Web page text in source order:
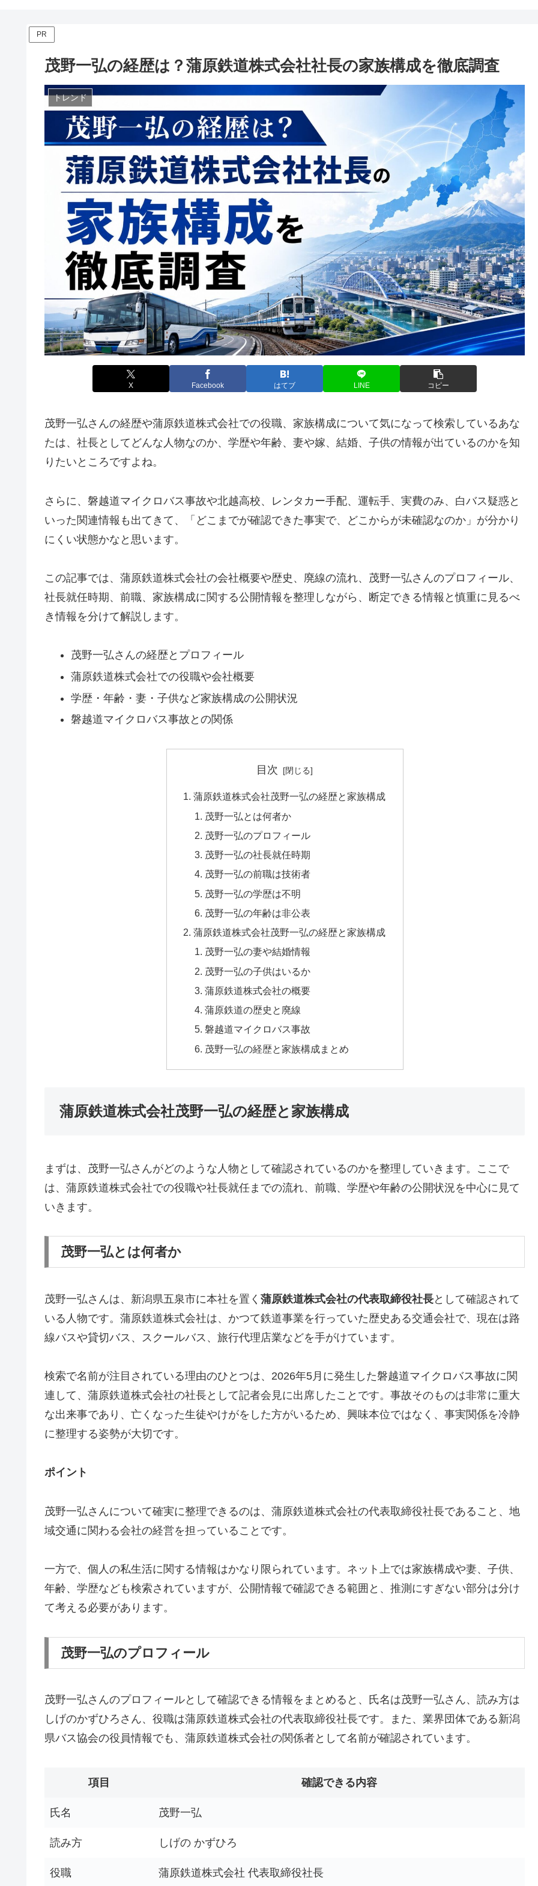
PR
茂野一弘の経歴は？蒲原鉄道株式会社社長の家族構成を徹底調査
トレンド
X Facebook はてブ LINE コピー
茂野一弘さんの経歴や蒲原鉄道株式会社での役職、家族構成について気になって検索しているあな
たは、社長としてどんな人物なのか、学歴や年齢、妻や嫁、結婚、子供の情報が出ているのかを知
りたいところですよね。
さらに、磐越道マイクロバス事故や北越高校、レンタカー手配、運転手、実費のみ、白バス疑惑と
いった関連情報も出てきて、「どこまでが確認できた事実で、どこからが未確認なのか」が分かり
にくい状態かなと思います。
この記事では、蒲原鉄道株式会社の会社概要や歴史、廃線の流れ、茂野一弘さんのプロフィール、
社長就任時期、前職、家族構成に関する公開情報を整理しながら、断定できる情報と慎重に見るべ
き情報を分けて解説します。
茂野一弘さんの経歴とプロフィール
蒲原鉄道株式会社での役職や会社概要
学歴・年齢・妻・子供など家族構成の公開状況
磐越道マイクロバス事故との関係
目次
蒲原鉄道株式会社茂野一弘の経歴と家族構成
茂野一弘とは何者か
茂野一弘のプロフィール
茂野一弘の社長就任時期
茂野一弘の前職は技術者
茂野一弘の学歴は不明
茂野一弘の年齢は非公表
蒲原鉄道株式会社茂野一弘の経歴と家族構成
茂野一弘の妻や結婚情報
茂野一弘の子供はいるか
蒲原鉄道株式会社の概要
蒲原鉄道の歴史と廃線
磐越道マイクロバス事故
茂野一弘の経歴と家族構成まとめ
蒲原鉄道株式会社茂野一弘の経歴と家族構成
まずは、茂野一弘さんがどのような人物として確認されているのかを整理していきます。ここで
は、蒲原鉄道株式会社での役職や社長就任までの流れ、前職、学歴や年齢の公開状況を中心に見て
いきます。
茂野一弘とは何者か
茂野一弘さんは、新潟県五泉市に本社を置く 蒲原鉄道株式会社の代表取締役社長として確認されて
いる人物です。蒲原鉄道株式会社は、かつて鉄道事業を行っていた歴史ある交通会社で、現在は路
線バスや貸切バス、スクールバス、旅行代理店業などを手がけています。
検索で名前が注目されている理由のひとつは、2026年5月に発生した磐越道マイクロバス事故に関
連して、蒲原鉄道株式会社の社長として記者会見に出席したことです。事故そのものは非常に重大
な出来事であり、亡くなった生徒やけがをした方がいるため、興味本位ではなく、事実関係を冷静
に整理する姿勢が大切です。
ポイント
茂野一弘さんについて確実に整理できるのは、蒲原鉄道株式会社の代表取締役社長であること、地
域交通に関わる会社の経営を担っていることです。
一方で、個人の私生活に関する情報はかなり限られています。ネット上では家族構成や妻、子供、
年齢、学歴なども検索されていますが、公開情報で確認できる範囲と、推測にすぎない部分は分け
て考える必要があります。
茂野一弘のプロフィール
茂野一弘さんのプロフィールとして確認できる情報をまとめると、氏名は茂野一弘さん、読み方は
しげのかずひろさん、役職は蒲原鉄道株式会社の代表取締役社長です。また、業界団体である新潟
県バス協会の役員情報でも、蒲原鉄道株式会社の関係者として名前が確認されています。
項目 確認できる内容
氏名 茂野一弘
読み方 しげの かずひろ
役職 蒲原鉄道株式会社 代表取締役社長